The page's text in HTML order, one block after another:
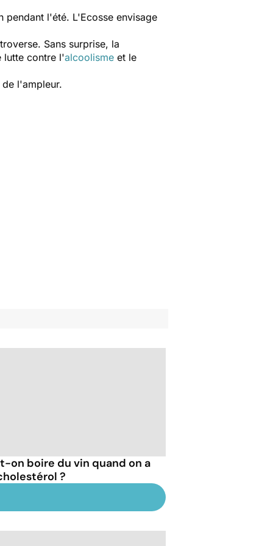
l'été. L'Ecosse envisage
Sans surprise, la
lutte contre l'alcoolisme et le
l'ampleur.
on boire du vin quand on a
?